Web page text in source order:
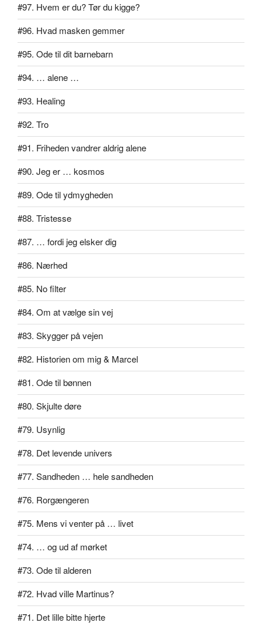
#97. Hvem er du? Tør du kigge?
#96. Hvad masken gemmer
#95. Ode til dit barnebarn
#94. … alene …
#93. Healing
#92. Tro
#91. Friheden vandrer aldrig alene
#90. Jeg er … kosmos
#89. Ode til ydmygheden
#88. Tristesse
#87. … fordi jeg elsker dig
#86. Nærhed
#85. No filter
#84. Om at vælge sin vej
#83. Skygger på vejen
#82. Historien om mig & Marcel
#81. Ode til bønnen
#80. Skjulte døre
#79. Usynlig
#78. Det levende univers
#77. Sandheden … hele sandheden
#76. Rorgængeren
#75. Mens vi venter på … livet
#74. … og ud af mørket
#73. Ode til alderen
#72. Hvad ville Martinus?
#71. Det lille bitte hjerte